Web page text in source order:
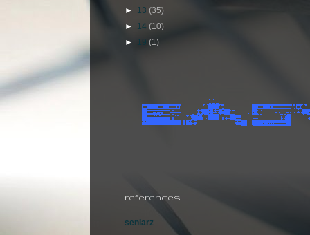
► 13 (35)
► 14 (10)
► 19 (1)
references
seniarz